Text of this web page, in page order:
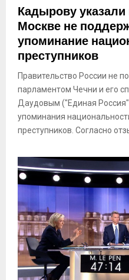
Кадырову указали
Москве не
упоминание
преступников
Правительство России не
парламентом Чечни и его
Даудовым ("Единая
упоминания
преступников. Согласно